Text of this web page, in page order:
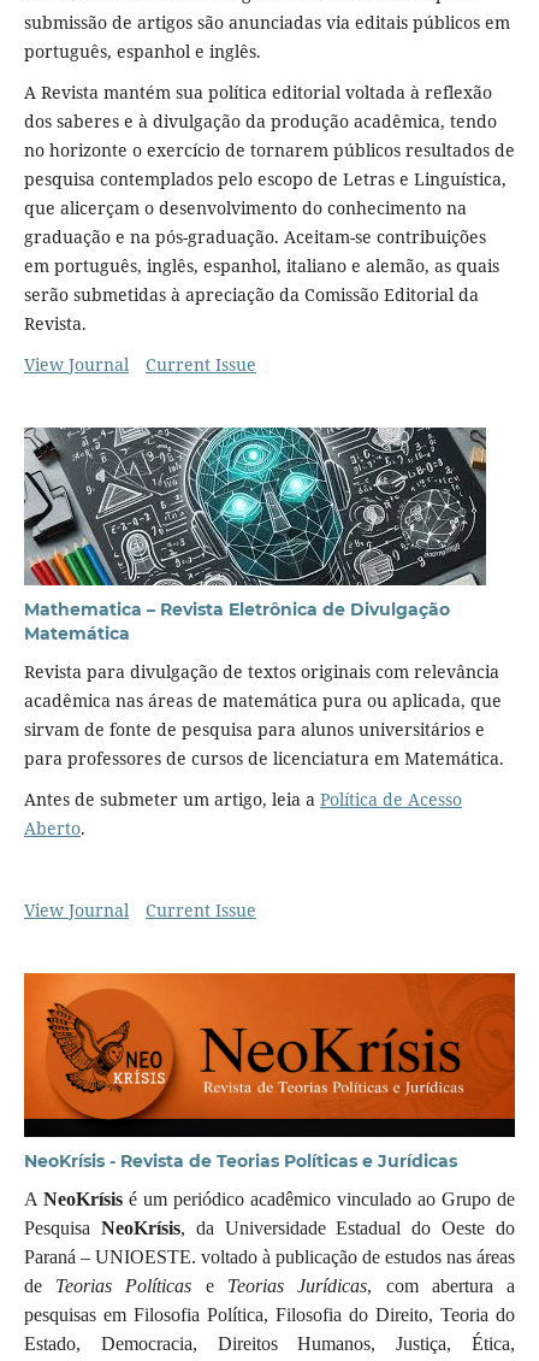
submissão de artigos são anunciadas via editais públicos em
português, espanhol e inglês.
A Revista mantém sua política editorial voltada à reflexão
dos saberes e à divulgação da produção acadêmica, tendo
no horizonte o exercício de tornarem públicos resultados de
pesquisa contemplados pelo escopo de Letras e Linguística,
que alicerçam o desenvolvimento do conhecimento na
graduação e na pós-graduação. Aceitam-se contribuições
em português, inglês, espanhol, italiano e alemão, as quais
serão submetidas à apreciação da Comissão Editorial da
Revista.
View Journal
Current Issue
Mathematica – Revista Eletrônica de Divulgação
Matemática
Revista para divulgação de textos originais com relevância
acadêmica nas áreas de matemática pura ou aplicada, que
sirvam de fonte de pesquisa para alunos universitários e
para professores de cursos de licenciatura em Matemática.
Antes de submeter um artigo, leia a Política de Acesso
Aberto.
View Journal Current Issue
NeoKrísis - Revista de Teorias Políticas e Jurídicas
A NeoKrísisé um periódico acadêmico vinculado ao Grupo de
Pesquisa NeoKrísis, da Universidade Estadual do Oeste do
Paraná – UNIOESTE. voltado à publicação de estudos nas áreas
de Teorias Políticas e Teorias Jurídicas, com abertura a
pesquisas em Filosofia Política, Filosofia do Direito, Teoria do
Estado, Democracia, Direitos Humanos, Justiça, Ética,